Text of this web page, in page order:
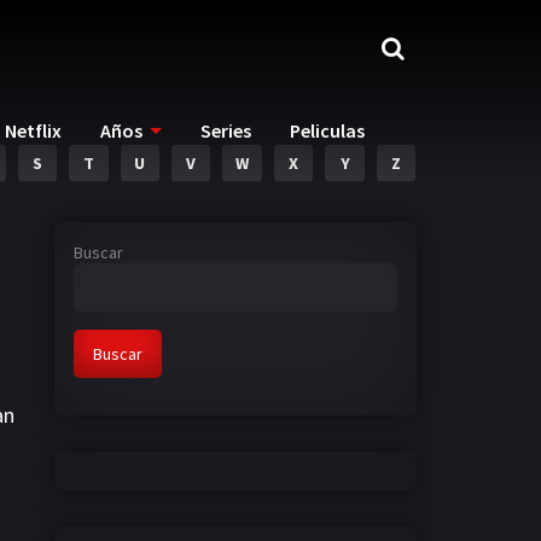
Netflix Años Series Peliculas
S T U V W X Y Z
Buscar
Buscar